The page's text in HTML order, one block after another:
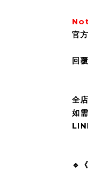
官
回
全
如
🔹